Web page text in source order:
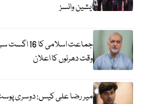
ایشین وائسز
جماعت
وقت دھرنوں کا اعلان
میر رضا علی کیس: دوسری